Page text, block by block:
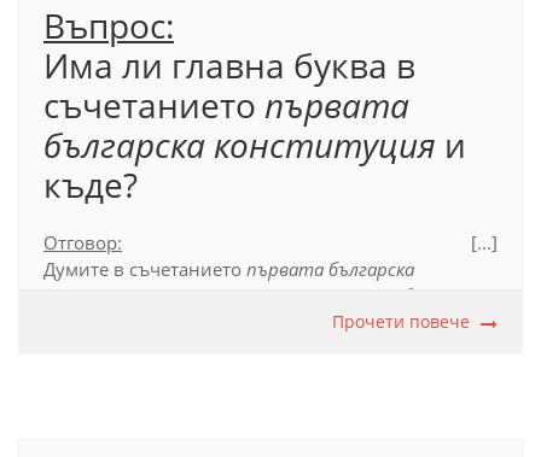
Въпрос:
Има ли главна буква в
съчетанието първата
българска конституция и
къде?
Отговор:
Думите в съчетанието първата българска
се пишат с начална малка буква,
защото то представлява описателно название на
[...]
Прочети повече